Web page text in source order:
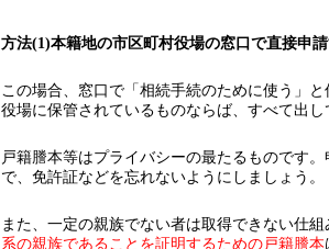
方法(1)本籍地の市区町村役場の窓口で直接申
この場合、窓口で「相続手続のために使う」
役場に保管されているものならば、すべて出し
戸籍謄本等はプライバシーの最たるものです
で、免許証などを忘れないようにしましょう。
また、一定の親族でない者は取得できない仕組
系の親族であることを証明するための戸籍謄本